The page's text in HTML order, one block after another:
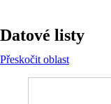
Datové listy
Přeskočit oblast